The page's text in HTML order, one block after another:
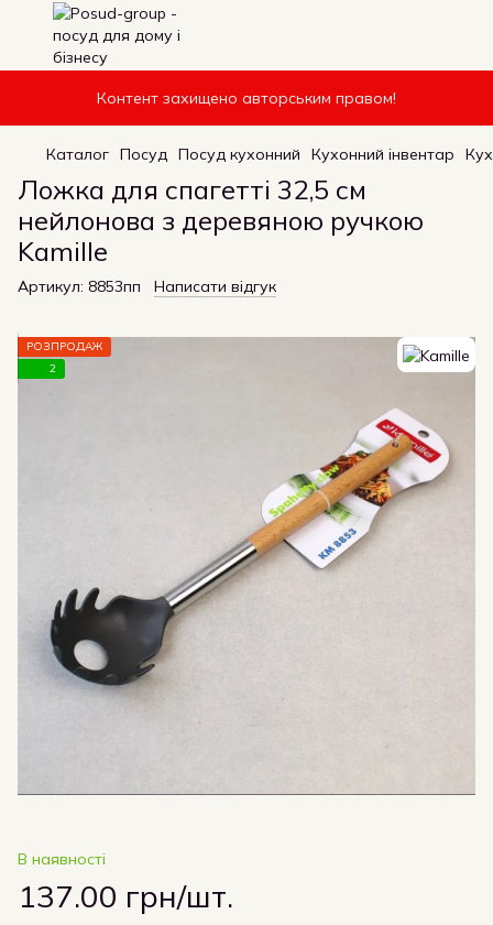
Контент захищено авторським правом!
Каталог Посуд Посуд кухонний Кухонний інвентар
Ложка для спагетті 32,5 см
нейлонова з деревяною ручкою
Kamille
Артикул: 8853пп Написати відгук
РОЗПРОДАЖ
2
В наявності
137.00 грн/шт.